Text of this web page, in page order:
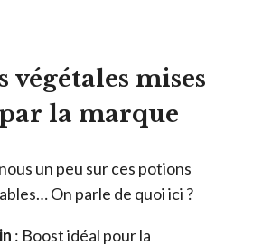
végétales mises
la marque
un peu sur ces potions
On parle de quoi ici ?
: Boost idéal pour la